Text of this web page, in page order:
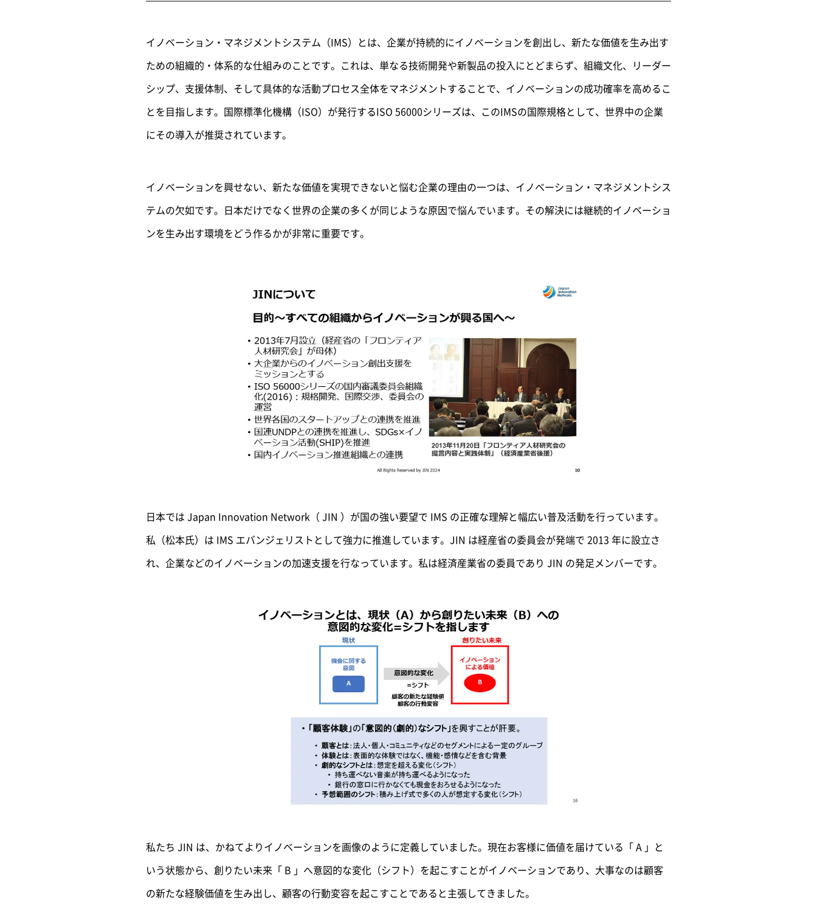
イノベーション・マネジメントシステム（IMS）とは、企業が持続的にイノベーションを創出し、新たな価値を生み出す
ための組織的・体系的な仕組みのことです。これは、単なる技術開発や新製品の投入にとどまらず、組織文化、リーダー
シップ、支援体制、そして具体的な活動プロセス全体をマネジメントすることで、イノベーションの成功確率を高めるこ
とを目指します。国際標準化機構（ISO）が発行するISO 56000シリーズは、このIMSの国際規格として、世界中の企業
にその導入が推奨されています。
イノベーションを興せない、新たな価値を実現できないと悩む企業の理由の一つは、イノベーション・マネジメントシス
テムの欠如です。日本だけでなく世界の企業の多くが同じような原因で悩んでいます。その解決には継続的イノベーショ
ンを生み出す環境をどう作るかが非常に重要です。
日本では Japan Innovation Network（ JIN ）が国の強い要望で IMS の正確な理解と幅広い普及活動を行っています。
私（松本氏）は IMS エバンジェリストとして強力に推進しています。JIN は経産省の委員会が発端で 2013 年に設立さ
れ、企業などのイノベーションの加速支援を行なっています。私は経済産業省の委員であり JIN の発足メンバーです。
私たち JIN は、かねてよりイノベーションを画像のように定義していました。現在お客様に価値を届けている「 A 」と
いう状態から、創りたい未来「 B 」へ意図的な変化（シフト）を起こすことがイノベーションであり、大事なのは顧客
の新たな経験価値を生み出し、顧客の行動変容を起こすことであると主張してきました。